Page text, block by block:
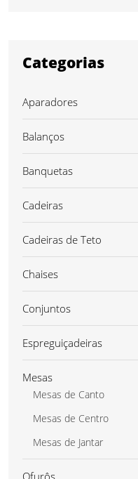
Categorias
Aparadores
Balanços
Banquetas
Cadeiras
Cadeiras de Teto
Chaises
Conjuntos
Espreguiçadeiras
Mesas
Mesas de Canto
Mesas de Centro
Mesas de Jantar
Ofurôs